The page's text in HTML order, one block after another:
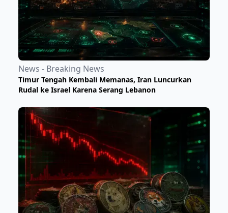
News - Breaking News
Timur Tengah Kembali Memanas, Iran Luncurkan
Rudal ke Israel Karena Serang Lebanon